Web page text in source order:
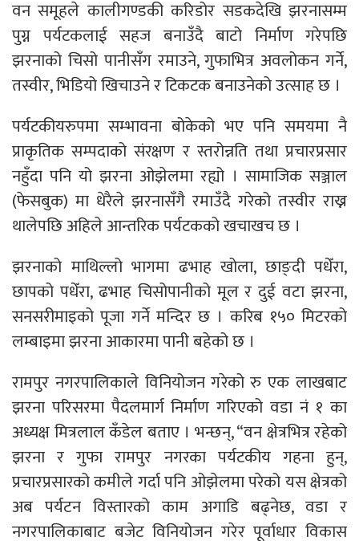
वन समूहले कालीगण्डकी करिडोर सडकदेखि झरनासम्म
पुग्न पर्यटकलाई सहज बनाउँदै बाटो निर्माण गरेपछि
झरनाको चिसो पानीसँग रमाउने, गुफाभित्र अवलोकन गर्ने,
तस्वीर, भिडियो खिचाउने र टिकटक बनाउनेको उत्साह छ ।
पर्यटकीयरुपमा सम्भावना बोकेको भए पनि समयमा नै
प्राकृतिक सम्पदाको संरक्षण र स्तरोन्नति तथा प्रचारप्रसार
नहुँदा पनि यो झरना ओझेलमा रह्यो । सामाजिक सञ्जाल
(फेसबुक) मा धेरैले झरनासँगै रमाउँदै गरेको तस्वीर राख्न
थालेपछि अहिले आन्तरिक पर्यटकको खचाखच छ ।
झरनाको माथिल्लो भागमा ढभाह खोला, छाङ्दी पधेँरा,
छापको पधेँरा, ढभाह चिसोपानीको मूल र दुई वटा झरना,
सनसरीमाइको पूजा गर्ने मन्दिर छ । करिब १५० मिटरको
लम्बाइमा झरना आकारमा पानी बहेको छ ।
रामपुर नगरपालिकाले विनियोजन गरेको रु एक लाखबाट
झरना परिसरमा पैदलमार्ग निर्माण गरिएको वडा नं १ का
अध्यक्ष मित्रलाल कँडेल बताए । भन्छन्, “वन क्षेत्रभित्र रहेको
झरना र गुफा रामपुर नगरका पर्यटकीय गहना हुन्,
प्रचारप्रसारको कमीले गर्दा पनि ओझेलमा परेको यस क्षेत्रको
अब पर्यटन विस्तारको काम अगाडि बढ्नेछ, वडा र
नगरपालिकाबाट बजेट विनियोजन गरेर पूर्वाधार विकास